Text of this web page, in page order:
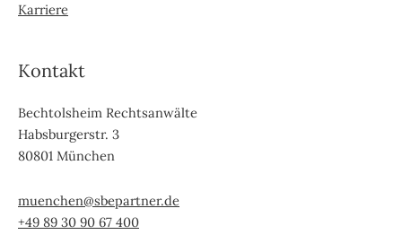
Karriere
Kontakt
Bechtolsheim Rechtsanwälte
Habsburgerstr. 3
80801 München
muenchen@sbepartner.de
+49 89 30 90 67 400